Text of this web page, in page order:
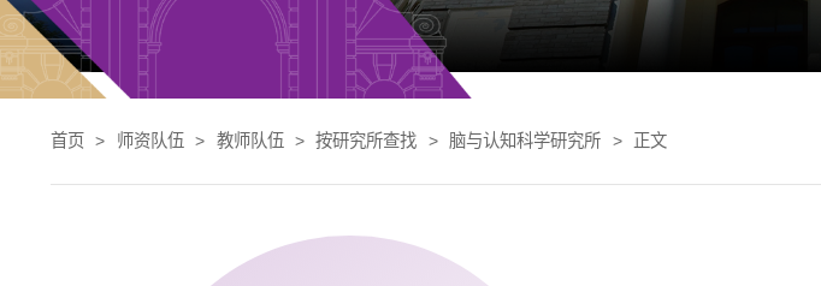
首页 > 师资队伍 > 教师队伍 > 按研究所查找 > 脑与认知科学研究所 > 正文